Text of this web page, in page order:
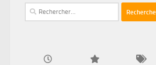
Rechercher :